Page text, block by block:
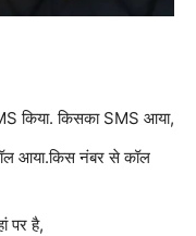
किया. किसका SMS आया,
आया.किस नंबर से कॉल
पर है,